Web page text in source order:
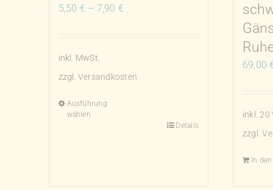
5,50 € – 7,90 €
inkl. MwSt.
zzgl. Versandkosten
Ausführung
wählen
Details
69,00
inkl. 20
zzgl.
In